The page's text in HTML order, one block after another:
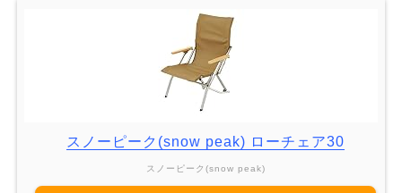
スノーピーク(snow peak) ローチェア30
スノーピーク(snow peak)